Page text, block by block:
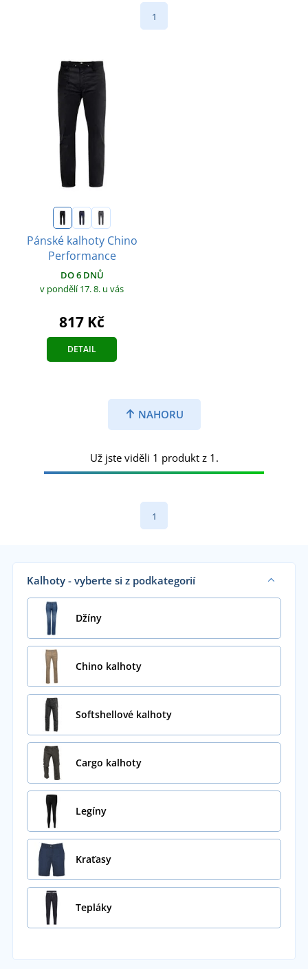
1
Pánské kalhoty Chino
Performance
DO 6 DNŮ
v pondělí 17. 8. u vás
817 Kč
DETAIL
NAHORU
Už jste viděli 1 produkt z 1.
1
Kalhoty - vyberte si z podkategorií
Džíny
Chino kalhoty
Softshellové kalhoty
Cargo kalhoty
Legíny
Kraťasy
Tepláky